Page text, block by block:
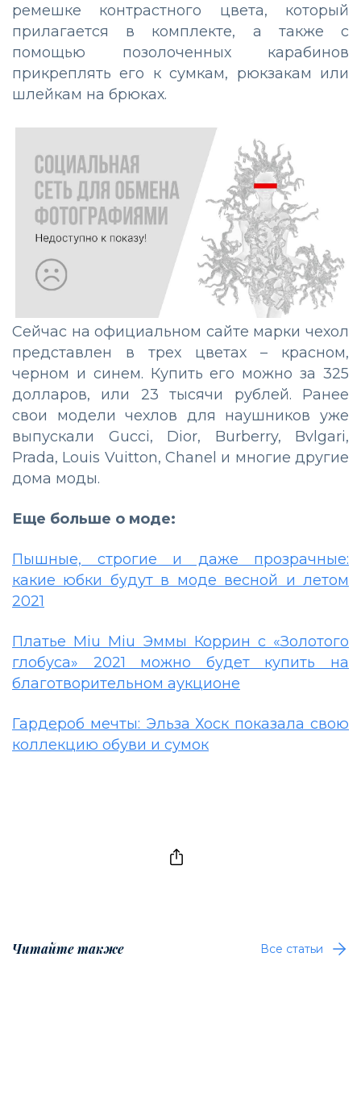
ремешке контрастного цвета, который
прилагается в комплекте, а также с
помощью позолоченных карабинов
прикреплять его к сумкам, рюкзакам или
шлейкам на брюках.
Сейчас на официальном сайте марки чехол
представлен в трех цветах – красном,
черном и синем. Купить его можно за 325
долларов, или 23 тысячи рублей. Ранее
свои модели чехлов для наушников уже
выпускали Gucci, Dior, Burberry, Bvlgari,
Prada, Louis Vuitton, Chanel и многие другие
дома моды.
Еще больше о моде:
Пышные, строгие и даже прозрачные:
какие юбки будут в моде весной и летом
2021
Платье Miu Miu Эммы Коррин с «Золотого
глобуса» 2021 можно будет купить на
благотворительном аукционе
Гардероб мечты: Эльза Хоск показала свою
коллекцию обуви и сумок
Читайте также Все статьи